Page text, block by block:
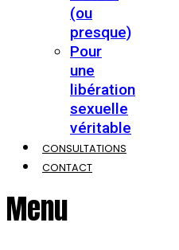
(ou
presque)
Pour
une
libération
sexuelle
véritable
CONSULTATIONS
CONTACT
Menu